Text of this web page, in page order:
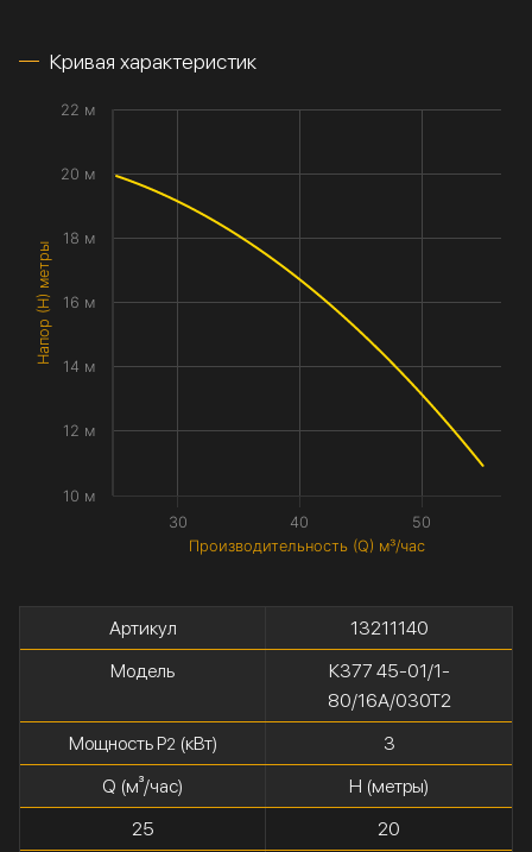
Кривая характеристик
Производительность (Q) м³/час
Напор (H) метры
30 40 50
10 м
12 м
14 м
16 м
18 м
20 м
22 м
Артикул
13211140
Модель
К377 45-01/1-
80/16А/030Т2
Мощность P2(кВт)
3
Q (м³/час)
H (метры)
25
20